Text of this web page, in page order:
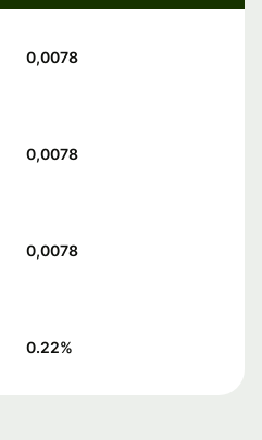
0,0078
0,0078
0,0078
0.22%